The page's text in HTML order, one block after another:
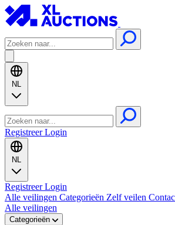
NL
RegistreerLogin
NL
RegistreerLogin
Alle veilingen Categorieën Zelf veilen
Alle veilingen
Categorieën